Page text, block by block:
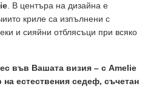
. В центъра на дизайна е
криле са изпълнени с
и сияйни отблясъци при всяко
във Вашата визия – с Amelie
естествения седеф, съчетан